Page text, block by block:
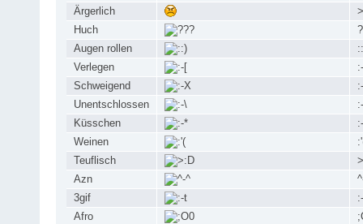
Ärgerlich
Huch
Augen rollen
Verlegen
Schweigend
Unentschlossen
Küsschen
Weinen
Teuflisch
Azn
3gif
Afro